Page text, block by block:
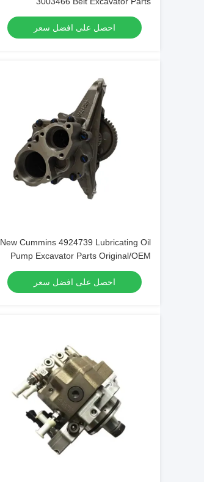
Original/OEM
احصل على افضل سعر
New Cummins 4924739 Lubricating Oil
Pump Excavator Parts Original/OEM
احصل على افضل سعر